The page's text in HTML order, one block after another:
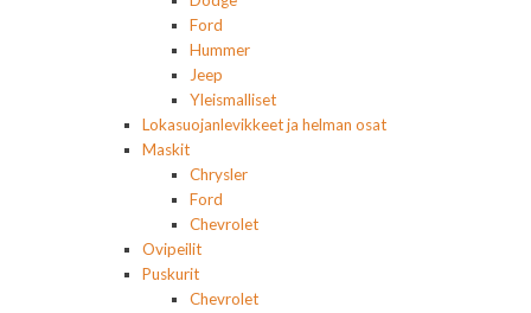
Ford
Hummer
Jeep
Yleismalliset
Lokasuojanlevikkeet ja helman osat
Maskit
Chrysler
Ford
Chevrolet
Ovipeilit
Puskurit
Chevrolet